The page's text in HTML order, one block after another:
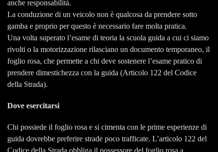
anche responsabilità.
La conduzione di un veicolo non è qualcosa da prendere sotto
gamba e proprio per questo è necessario fare molta pratica.
Una volta superato l’esame di teoria la scuola guida a cui ci siamo
rivolti o la motorizzazione rilasciano un documento temporaneo, il
foglio rosa, che permette a chi deve sostenere l’esame pratico di
prendere dimestichezza con la guida (Articolo 122 del Codice
della Strada).
Dove esercitarsi
Chi possiede il foglio rosa e si cimenta con le prime esperienze di
guida dovrebbe preferire strade poco trafficate. L’articolo 122 del
Codice della Strada obbliga il possessore del foglio rosa a